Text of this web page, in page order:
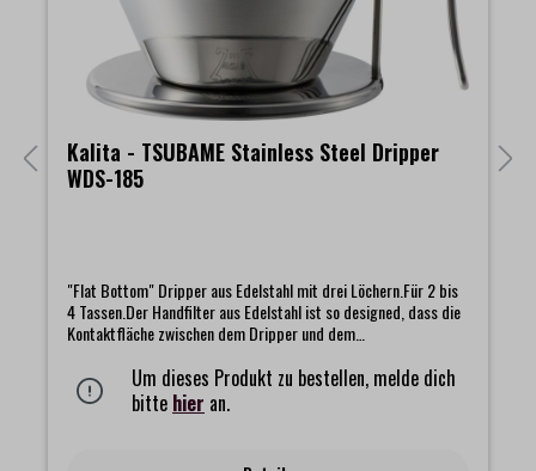
Kalita - TSUBAME Stainless Steel Dripper
WDS-185
"Flat Bottom" Dripper aus Edelstahl mit drei Löchern.Für 2 bis
4 Tassen.Der Handfilter aus Edelstahl ist so designed, dass die
Kontaktfläche zwischen dem Dripper und dem
besonders schonende Kaffee-Extraktion. Mit diesem Dripper
wird das Zubereiten von leckerem Kaffee wahrlich zu einem
Kinderspiel.Der Edelstahl Handfilter ist pflegeleicht und
Größe 185 verwendet werden. Hergestellt in Tsubame. Tsubame
Um dieses Produkt zu bestellen, melde dich
bitte hier an.